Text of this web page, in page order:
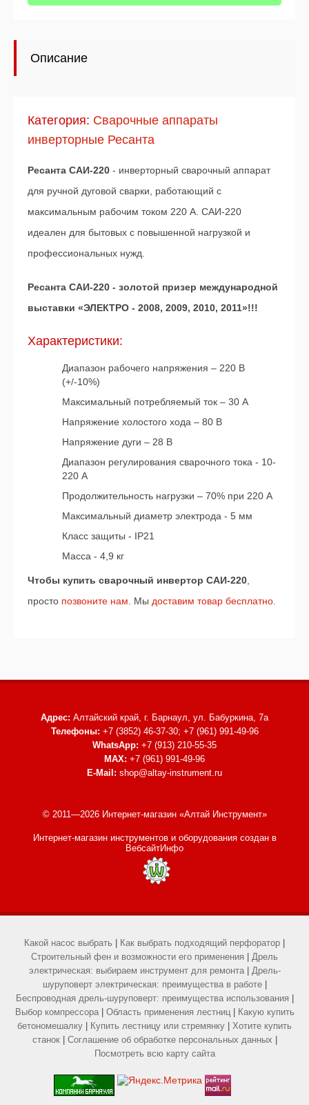
Описание
Категория: Сварочные аппараты
инверторные Ресанта
Ресанта САИ-220 - инверторный сварочный аппарат
для ручной дуговой сварки, работающий с
максимальным рабочим током 220 А. САИ-220
идеален для бытовых с повышенной нагрузкой и
профессиональных нужд.
Ресанта САИ-220 - золотой призер международной
выставки «ЭЛЕКТРО - 2008, 2009, 2010, 2011»!!!
Характеристики:
Диапазон рабочего напряжения – 220 В
(+/-10%)
Максимальный потребляемый ток – 30 А
Напряжение холостого хода – 80 В
Напряжение дуги – 28 В
Диапазон регулирования сварочного тока - 10-
220 А
Продолжительность нагрузки – 70% при 220 A
Максимальный диаметр электрода - 5 мм
Класс защиты - IP21
Масса - 4,9 кг
Чтобы купить сварочный инвертор САИ-220
просто позвоните нам . Мы доставим товар бесплатно
Адрес: Алтайский край, г. Барнаул, ул. Бабуркина, 7а
Телефоны: +7 (3852) 46-37-30; +7 (961) 991-49-96
WhatsApp: +7 (913) 210-55-35
MAX: +7 (961) 991-49-96
E-Mail: shop@altay-instrument.ru
© 2011—2026 Интернет-магазин «Алтай Инструмент»
Интернет-магазин инструментов и оборудованиясоздан в
ВебсайтИнфо
Какой насос выбрать Как выбрать подходящий перфоратор
Строительный фен и возможности его применения
Дрель
электрическая: выбираем инструмент для ремонта| Дрель-
шуруповерт электрическая: преимущества в работе|
Беспроводная дрель-шуруповерт: преимущества использования
Выбор компрессора| Область применения лестниц|
Какую купить
бетономешалку
Купить лестницу или стремянку
Хотите купить
станок| Соглашение об обработке персональных данных
Посмотреть всю карту сайта